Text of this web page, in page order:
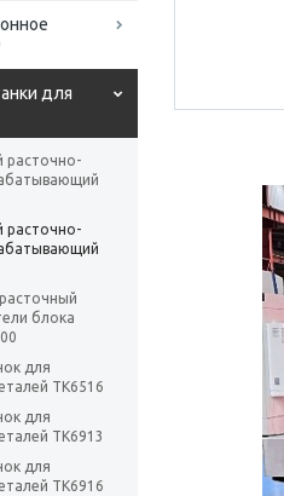
для
расточно-
расточно-
блока
для
TK6516
для
TK6913
для
TK6916